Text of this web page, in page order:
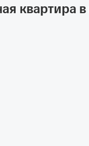
квартира в